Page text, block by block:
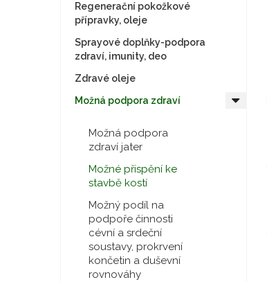
Regenerační pokožkové
přípravky, oleje
Sprayové doplňky-podpora
zdraví, imunity, deo
Zdravé oleje
Možná podpora zdraví
Možná podpora
zdraví jater
Možné přispění ke
stavbě kostí
Možný podíl na
podpoře činnosti
cévní a srdeční
soustavy, prokrvení
končetin a duševní
rovnováhy